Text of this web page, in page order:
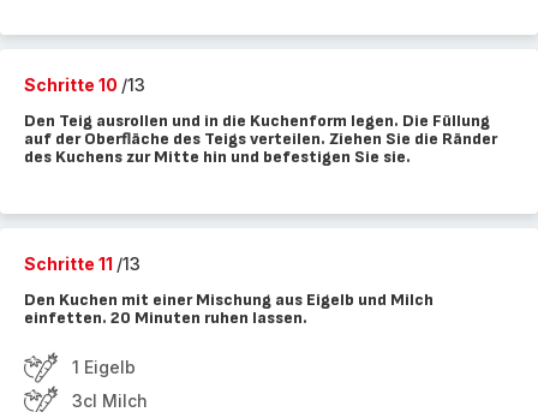
Schritte 10 /13
Den Teig ausrollen und in die Kuchenform legen. Die Füllung
auf der Oberfläche des Teigs verteilen. Ziehen Sie die Ränder
des Kuchens zur Mitte hin und befestigen Sie sie.
Schritte 11 /13
Den Kuchen mit einer Mischung aus Eigelb und Milch
einfetten. 20 Minuten ruhen lassen.
1 Eigelb
3cl Milch